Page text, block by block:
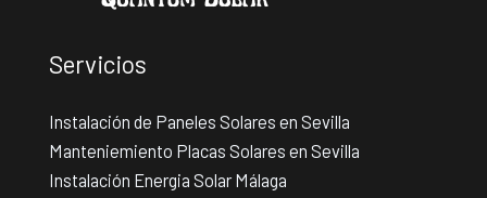
Servicios
Instalación de Paneles Solares en Sevilla
Manteniemiento Placas Solares en Sevilla
Instalación Energia Solar Málaga